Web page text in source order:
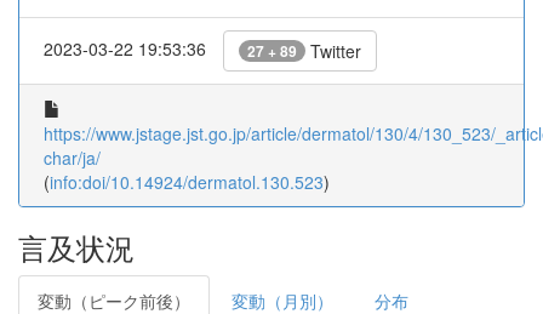
2023-03-22 19:53:36 27 + 89 Twitter
https://www.jstage.jst.go.jp/article/dermatol/130/4/130_523/
char/ja/
(info:doi/10.14924/dermatol.130.523)
言及状況
変動（ピーク前後） 変動（月別） 分布